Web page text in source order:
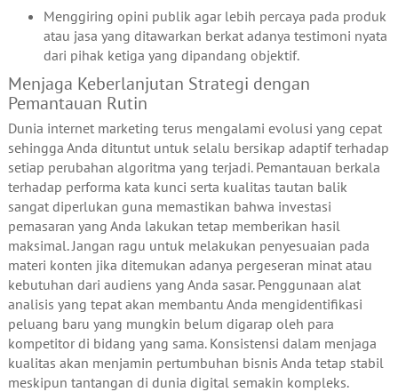
Menggiring opini publik agar lebih percaya pada produk
atau jasa yang ditawarkan berkat adanya testimoni nyata
dari pihak ketiga yang dipandang objektif.
Menjaga Keberlanjutan Strategi dengan
Pemantauan Rutin
Dunia internet marketing terus mengalami evolusi yang cepat
sehingga Anda dituntut untuk selalu bersikap adaptif terhadap
setiap perubahan algoritma yang terjadi. Pemantauan berkala
terhadap performa kata kunci serta kualitas tautan balik
sangat diperlukan guna memastikan bahwa investasi
pemasaran yang Anda lakukan tetap memberikan hasil
maksimal. Jangan ragu untuk melakukan penyesuaian pada
materi konten jika ditemukan adanya pergeseran minat atau
kebutuhan dari audiens yang Anda sasar. Penggunaan alat
analisis yang tepat akan membantu Anda mengidentifikasi
peluang baru yang mungkin belum digarap oleh para
kompetitor di bidang yang sama. Konsistensi dalam menjaga
kualitas akan menjamin pertumbuhan bisnis Anda tetap stabil
meskipun tantangan di dunia digital semakin kompleks.